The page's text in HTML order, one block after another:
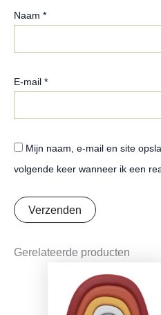
Naam *
E-mail *
Mijn naam, e-mail en site
volgende keer wanneer ik een
Gerelateerde producten
prijs
was:
€11,99.
prijs
is:
€9,47.